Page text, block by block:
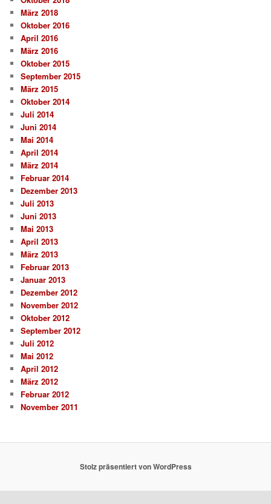
März 2018
Oktober 2016
April 2016
März 2016
Oktober 2015
September 2015
März 2015
Oktober 2014
Juli 2014
Juni 2014
Mai 2014
April 2014
März 2014
Februar 2014
Dezember 2013
Juli 2013
Juni 2013
Mai 2013
April 2013
März 2013
Februar 2013
Januar 2013
Dezember 2012
November 2012
Oktober 2012
September 2012
Juli 2012
Mai 2012
April 2012
März 2012
Februar 2012
November 2011
Stolz präsentiert von WordPress